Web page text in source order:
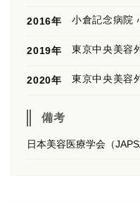
2016年 小倉記念病院
2019年 東京中央美容
2020年 東京中央美容
備考
日本美容医療学会（